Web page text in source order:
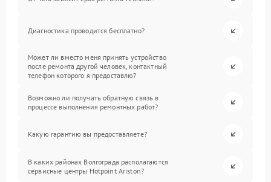
Диагностика проводится бесплатно?
Может ли вместо меня принять устройство
после ремонта другой человек, контактный
телефон которого я предоставлю?
Возможно ли получать обратную связь в
процессе выполнения ремонтных работ?
Какую гарантию вы предоставляете?
В каких районах Волгограда располагаются
сервисные центры Hotpoint Ariston?